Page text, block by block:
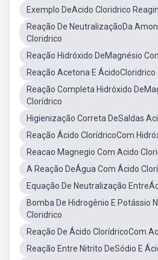
Exemplo DeAcido Cloridrico
Reação De NeutralizaçãoDa
Cloridrico
Reação Hidróxido DeMagnésio
Reação Acetona E ÁcidoCloridrico
Reação Completa Hidróxido
Clorídrico
Higienização Correta DeSaldas
Reação Ácido ClorídricoCom
Reacao Magnegio Com Acido
A Reação DeÁgua Com Ácido
Equação De Neutralização
Bomba De Hidrogênio E Potássio
Cloridrico
Reação De Ácido ClorídricoCom
Reação Entre Nitrito DeSódio E